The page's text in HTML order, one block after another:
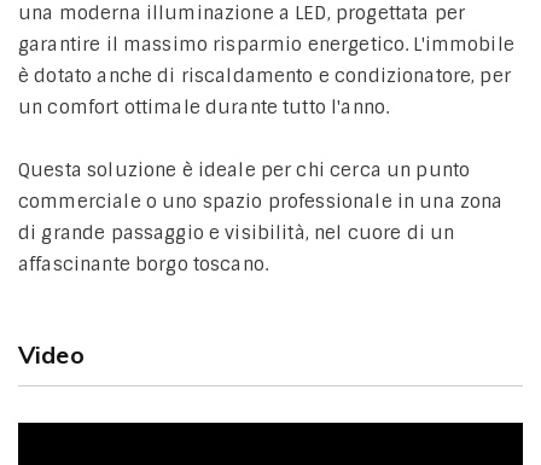
una moderna illuminazione a LED, progettata per
garantire il massimo risparmio energetico. L'immobile
è dotato anche di riscaldamento e condizionatore, per
un comfort ottimale durante tutto l'anno.
Questa soluzione è ideale per chi cerca un punto
commerciale o uno spazio professionale in una zona
di grande passaggio e visibilità, nel cuore di un
affascinante borgo toscano.
Video